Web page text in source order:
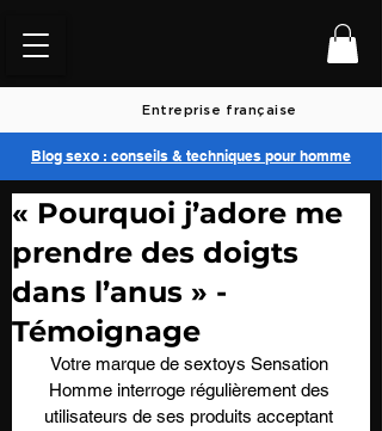
Blog sexo : conseils & techniques pour homme
Entreprise française
« Pourquoi j’adore me
prendre des doigts
dans l’anus » -
Témoignage
Votre marque de sextoys Sensation
Homme interroge régulièrement des
utilisateurs de ses produits acceptant